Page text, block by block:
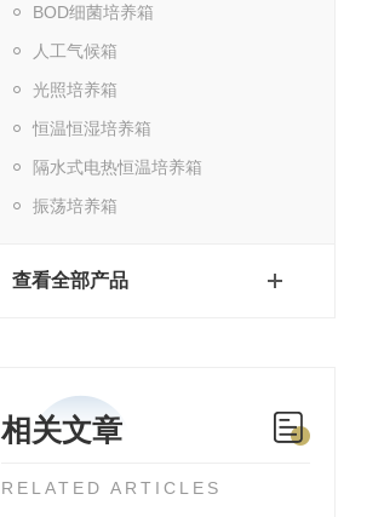
BOD细菌培养箱
人工气候箱
光照培养箱
恒温恒湿培养箱
隔水式电热恒温培养箱
振荡培养箱
查看全部产品
相关文章
RELATED ARTICLES